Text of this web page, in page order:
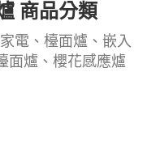
商品分類
電、檯面爐、嵌入
面爐、櫻花感應爐